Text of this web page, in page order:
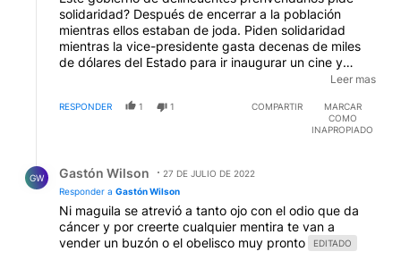
solidaridad? Después de encerrar a la población
mientras ellos estaban de joda. Piden solidaridad
mientras la vice-presidente gasta decenas de miles
de dólares del Estado para ir inaugurar un cine y
pasar el fin de semana al Calafate. Después de
privilegio, siendo multimillonaria, declarado en blanco.
Después de que a su hija le encontraron USD5 palos
vergüenza ni cerebro.
EDITADO
Leer mas
RESPONDER 1 1 COMPARTIR
MARCAR
COMO
INAPROPIADO
GW Gastón Wilson
27 DE JULIO DE 2022
Responder a Gastón Wilson
Ni maguila se atrevió a tanto ojo con el odio que da
cáncer y por creerte cualquier mentira te van a
vender un buzón o el obelisco muy pronto
EDITADO